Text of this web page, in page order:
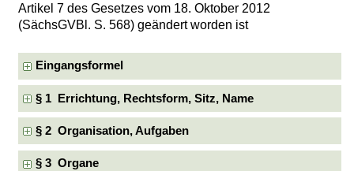
Artikel 7 des Gesetzes vom 18. Oktober 2012
(SächsGVBl. S. 568) geändert worden ist
Eingangsformel
§ 1 Errichtung, Rechtsform, Sitz, Name
§ 2 Organisation, Aufgaben
§ 3 Organe